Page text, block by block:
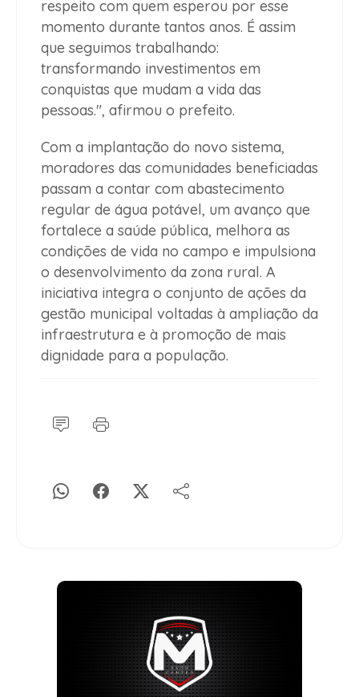
respeito com quem esperou por esse
momento durante tantos anos. É assim
que seguimos trabalhando:
transformando investimentos em
conquistas que mudam a vida das
pessoas.", afirmou o prefeito.
Com a implantação do novo sistema,
moradores das comunidades beneficiadas
passam a contar com abastecimento
regular de água potável, um avanço que
fortalece a saúde pública, melhora as
condições de vida no campo e impulsiona
o desenvolvimento da zona rural. A
iniciativa integra o conjunto de ações da
gestão municipal voltadas à ampliação da
infraestrutura e à promoção de mais
dignidade para a população.